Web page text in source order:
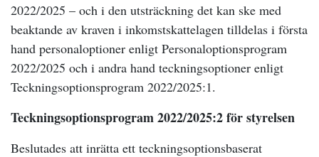
2022/2025 – och i den utsträckning det kan ske med
beaktande av kraven i inkomstskattelagen tilldelas i första
hand personaloptioner enligt Personaloptionsprogram
2022/2025 och i andra hand teckningsoptioner enligt
Teckningsoptionsprogram 2022/2025:1.
Teckningsoptionsprogram 2022/2025:2 för styrelsen
Beslutades att inrätta ett teckningsoptionsbaserat